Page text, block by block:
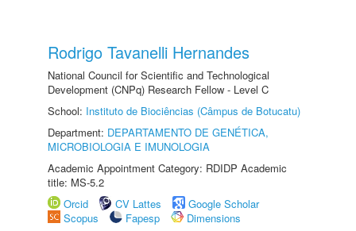
Rodrigo Tavanelli Hernandes
National Council for Scientific and Technological
Development (CNPq) Research Fellow - Level C
School: Instituto de Biociências (Câmpus de Botucatu)
Department: DEPARTAMENTO DE GENÉTICA,
MICROBIOLOGIA E IMUNOLOGIA
Academic Appointment Category: RDIDP Academic
title: MS-5.2
Orcid
CV Lattes
Google Scholar
Scopus
Fapesp
Dimensions